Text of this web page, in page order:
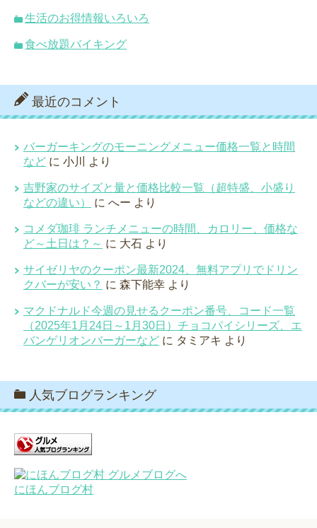
生活のお得情報いろいろ
食べ放題バイキング
最近のコメント
バーガーキングのモーニングメニュー価格一覧と時間
など に 小川 より
吉野家のサイズと量と価格比較一覧（超特盛、小盛り
などの違い）
に へー より
コメダ珈琲 ランチメニューの時間、カロリー、価格な
ど～土日は？～ に 大石 より
サイゼリヤのクーポン最新2024、無料アプリでドリン
クバーが安い？ に 森下能幸 より
マクドナルド今週の見せるクーポン番号、コード一覧
（2025年1月24日～1月30日）チョコパイシリーズ、エ
バンゲリオンバーガーなど に タミアキ より
人気ブログランキング
にほんブログ村